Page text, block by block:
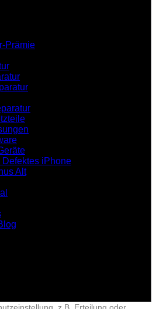
Prämie
iPhone
Alt